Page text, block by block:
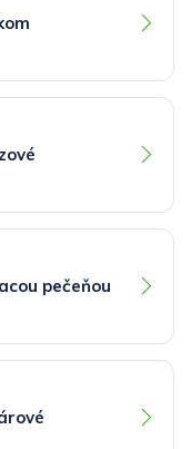
pečeňou